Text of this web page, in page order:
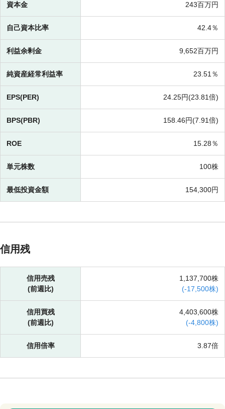
資本金 243百万円
自己資本比率 42.4％
利益余剰金 9,652百万円
純資産経常利益率 23.51％
EPS(PER) 24.25円(23.81倍)
BPS(PBR) 158.46円(7.91倍)
ROE 15.28％
単元株数 100株
最低投資金額 154,300円
信用残
信用売残
(前週比)
1,137,700株
(-17,500株)
信用買残
(前週比)
4,403,600株
(-4,800株)
信用倍率 3.87倍